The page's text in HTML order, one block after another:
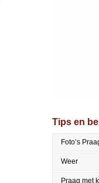
Tips en
Foto’s
Weer
Praag met